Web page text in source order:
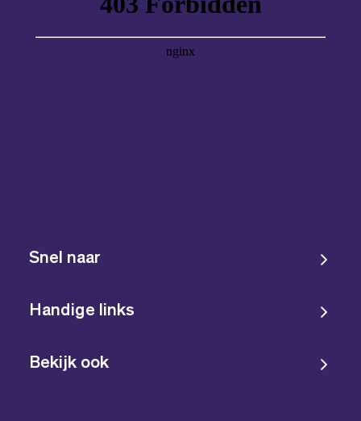
Snel naar
Handige links
Bekijk ook